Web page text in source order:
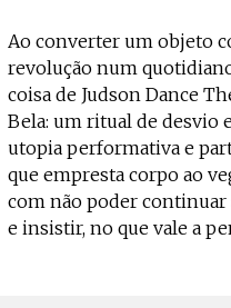
Ao converter um objeto
revolução num
coisa de Judson Dance
Bela: um ritual de desvio
utopia performativa e
que empresta corpo ao
com não poder continuar
e insistir, no que vale a